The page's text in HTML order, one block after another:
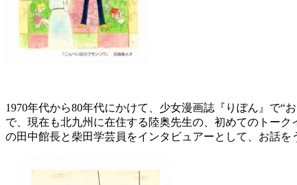
1970年代から80年代にかけて、少女漫画誌『りぼん』で
で、現在も北九州に在住する陸奥先生の、初めてのトー
の田中館長と柴田学芸員をインタビュアーとして、お話を